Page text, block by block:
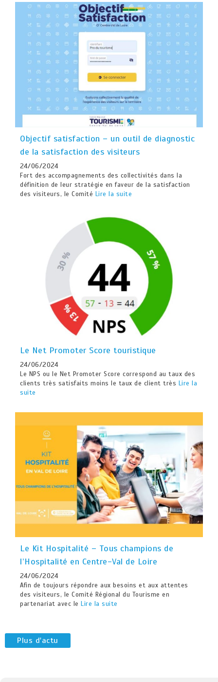
Objectif satisfaction – un outil de diagnostic
de la satisfaction des visiteurs
24/06/2024
Fort des accompagnements des collectivités dans la
définition de leur stratégie en faveur de la satisfaction
des visiteurs, le Comité Lire la suite
Le Net Promoter Score touristique
24/06/2024
Le NPS ou le Net Promoter Score correspond au taux des
clients très satisfaits moins le taux de client très Lire la
suite
Le Kit Hospitalité – Tous champions de
l’Hospitalité en Centre-Val de Loire
24/06/2024
Afin de toujours répondre aux besoins et aux attentes
des visiteurs, le Comité Régional du Tourisme en
partenariat avec leLire la suite
Plus d'actu